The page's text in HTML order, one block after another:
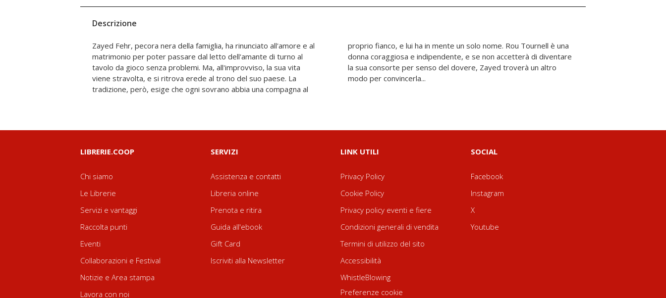
Descrizione
Zayed Fehr, pecora nera della famiglia, ha rinunciato all'amore e al
matrimonio per poter passare dal letto dell'amante di turno al
tavolo da gioco senza problemi. Ma, all'improvviso, la sua vita
viene stravolta, e si ritrova erede al trono del suo paese. La
tradizione, però, esige che ogni sovrano abbia una compagna al
proprio fianco, e lui ha in mente un solo nome. Rou Tournell è una
donna coraggiosa e indipendente, e se non accetterà di diventare
la sua consorte per senso del dovere, Zayed troverà un altro
modo per convincerla...
LIBRERIE.COOP
Chi siamo
Le Librerie
Servizi e vantaggi
Raccolta punti
Eventi
Collaborazioni e Festival
Notizie e Area stampa
Lavora con noi
SERVIZI
Assistenza e contatti
Libreria online
Prenota e ritira
Guida all'ebook
Gift Card
Iscriviti alla Newsletter
LINK UTILI
Privacy Policy
Cookie Policy
Privacy policy eventi e fiere
Condizioni generali di vendita
Termini di utilizzo del sito
Accessibilità
WhistleBlowing
Preferenze cookie
SOCIAL
Facebook
Instagram
X
Youtube